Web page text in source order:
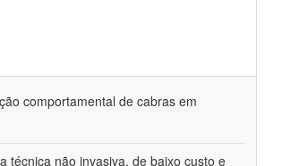
comportamental de cabras em
técnica não invasiva, de baixo custo e